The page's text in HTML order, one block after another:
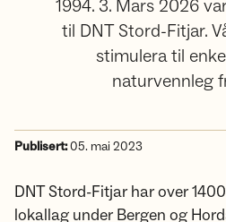
1994. 3. Mars 2026
til DNT Stord-Fitjar.
stimulera til
naturvennleg
Publisert:05. mai 2023
DNT Stord-Fitjar har over
lokallag under Bergen og